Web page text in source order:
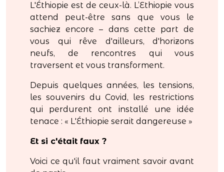
L'Éthiopie est de ceux-là. L’Ethiopie vous
attend peut-être sans que vous le
sachiez encore – dans cette part de
vous qui rêve d'ailleurs, d'horizons
neufs, de rencontres qui vous
traversent et vous transforment.
Depuis quelques années, les tensions,
les souvenirs du Covid, les restrictions
qui perdurent ont installé une idée
tenace : « L'Éthiopie serait dangereuse »
Et si c'était faux ?
Voici ce qu'il faut vraiment savoir avant